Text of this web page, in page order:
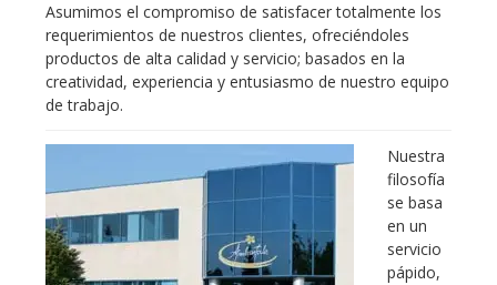
Asumimos el compromiso de satisfacer totalmente los
requerimientos de nuestros clientes, ofreciéndoles
productos de alta calidad y servicio; basados en la
creatividad, experiencia y entusiasmo de nuestro equipo
de trabajo.
Nuestra
filosofía
se basa
en un
servicio
pápido,